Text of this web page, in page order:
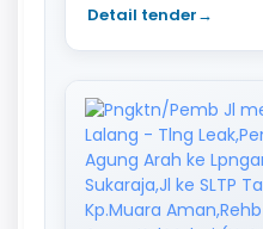
Detail tender→